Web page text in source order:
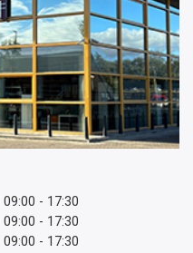
09:00 - 17:30
09:00 - 17:30
09:00 - 17:30